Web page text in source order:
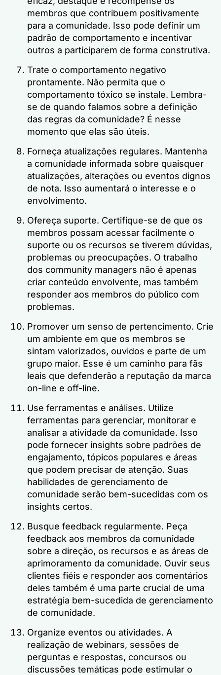
membros que contribuem positivamente
para a comunidade. Isso pode definir um
padrão de comportamento e incentivar
outros a participarem de forma construtiva.
Trate o comportamento negativo
prontamente. Não permita que o
comportamento tóxico se instale. Lembra-
se de quando falamos sobre a definição
das regras da comunidade? É nesse
momento que elas são úteis.
Forneça atualizações regulares. Mantenha
a comunidade informada sobre quaisquer
atualizações, alterações ou eventos dignos
de nota. Isso aumentará o interesse e o
envolvimento.
Ofereça suporte. Certifique-se de que os
membros possam acessar facilmente o
suporte ou os recursos se tiverem dúvidas,
problemas ou preocupações. O trabalho
dos community managers não é apenas
criar conteúdo envolvente, mas também
responder aos membros do público com
problemas.
Promover um senso de pertencimento. Crie
um ambiente em que os membros se
sintam valorizados, ouvidos e parte de um
grupo maior. Esse é um caminho para fãs
leais que defenderão a reputação da marca
on-line e off-line.
Use ferramentas e análises. Utilize
ferramentas para gerenciar, monitorar e
analisar a atividade da comunidade. Isso
pode fornecer insights sobre padrões de
engajamento, tópicos populares e áreas
que podem precisar de atenção. Suas
habilidades de gerenciamento de
comunidade serão bem-sucedidas com os
insights certos.
Busque feedback regularmente. Peça
feedback aos membros da comunidade
sobre a direção, os recursos e as áreas de
aprimoramento da comunidade. Ouvir seus
clientes fiéis e responder aos comentários
deles também é uma parte crucial de uma
estratégia bem-sucedida de gerenciamento
de comunidade.
Organize eventos ou atividades. A
realização de webinars, sessões de
perguntas e respostas, concursos ou
discussões temáticas pode estimular o